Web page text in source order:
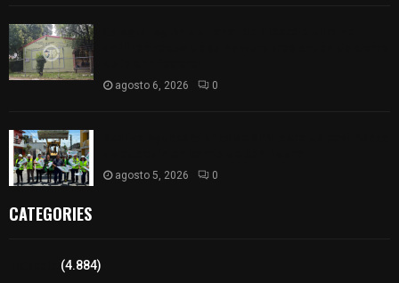
agosto 6, 2026 0
agosto 5, 2026 0
CATEGORIES
(4.884)